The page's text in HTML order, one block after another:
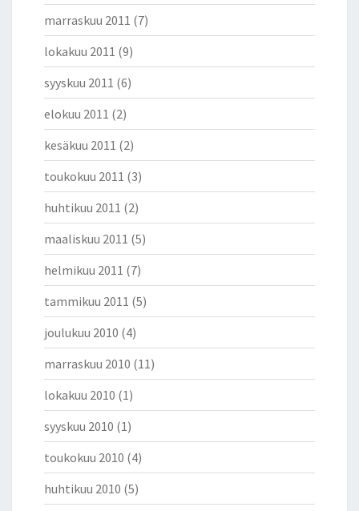
marraskuu 2011 (7)
lokakuu 2011 (9)
syyskuu 2011 (6)
elokuu 2011 (2)
kesäkuu 2011 (2)
toukokuu 2011 (3)
huhtikuu 2011 (2)
maaliskuu 2011 (5)
helmikuu 2011 (7)
tammikuu 2011 (5)
joulukuu 2010 (4)
marraskuu 2010 (11)
lokakuu 2010 (1)
syyskuu 2010 (1)
toukokuu 2010 (4)
huhtikuu 2010 (5)